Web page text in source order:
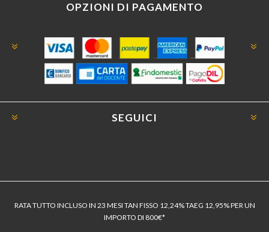
OPZIONI DI PAGAMENTO
SEGUICI
RATA TUTTO INCLUSO IN 23 MESI TAN FISSO 12,24% TAEG 12,95% PER UN
IMPORTO DI 800€*